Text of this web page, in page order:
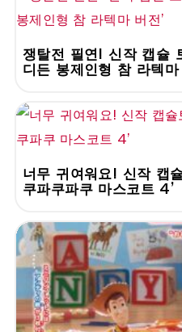
쟁탈전 필연! 신작 캡슐
디든 봉제인형 참 라텍
너무 귀여워요! 신작 캡
쿠파쿠파쿠 마스코트 4'